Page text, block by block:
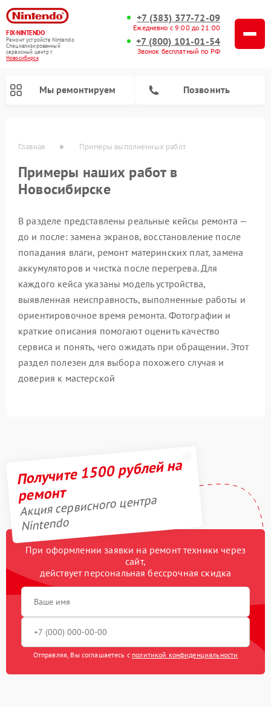
FIX-NINTENDO
Ремонт устройств Nintendo
Специализированный
cервисный центр г.
Новосибирск
+7 (383) 377-72-09
Ежедневно с 9:00 до 21:00
+7 (800) 101-01-54
Звонок бесплатный по РФ
Мы ремонтируем Позвонить
Главная Примеры выполненных работ
Примеры наших работ в
Новосибирске
В разделе представлены реальные кейсы ремонта —
до и после: замена экранов, восстановление после
попадания влаги, ремонт материнских плат, замена
аккумуляторов и чистка после перегрева. Для
каждого кейса указаны модель устройства,
выявленная неисправность, выполненные работы и
ориентировочное время ремонта. Фотографии и
краткие описания помогают оценить качество
сервиса и понять, чего ожидать при обращении. Этот
раздел полезен для выбора похожего случая и
доверия к мастерской
Получите 1500 рублей на
ремонт
Акция сервисного центра
Nintendo
При оформлении заявки на ремонт техники через
сайт,
действует персональная бессрочная скидка
Отправляя, Вы соглашаетесь с политикой конфиденциальности